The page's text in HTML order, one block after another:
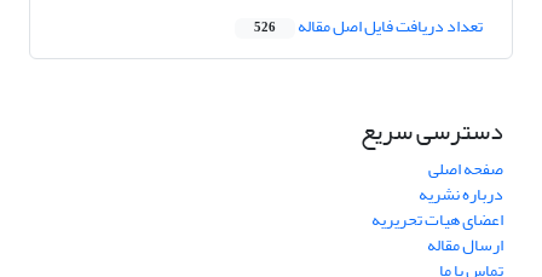
تعداد دریافت فایل اصل مقاله 526
دسترسی سریع
صفحه اصلی
درباره نشریه
اعضای هیات تحریریه
ارسال مقاله